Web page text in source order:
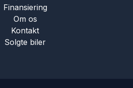
Finansiering
Om os
Kontakt
Solgte biler